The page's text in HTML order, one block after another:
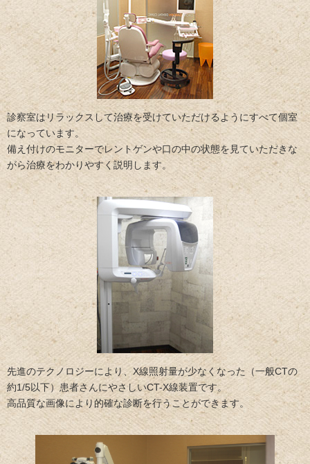
診察室はリラックスして治療を受けていただけるようにすべて個室
になっています。
備え付けのモニターでレントゲンや口の中の状態を見ていただきな
がら治療をわかりやすく説明します。
先進のテクノロジーにより、X線照射量が少なくなった（一般CTの
約1/5以下）患者さんにやさしいCT-X線装置です。
高品質な画像により的確な診断を行うことができます。